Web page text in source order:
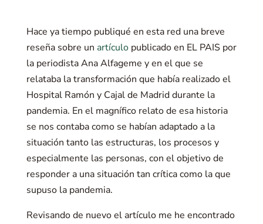
Hace ya tiempo publiqué en esta red una breve
reseña sobre un artículopublicado en EL PAIS por
la periodista Ana Alfageme y en el que se
relataba la transformación que había realizado el
Hospital Ramón y Cajal de Madrid durante la
pandemia. En el magnífico relato de esa historia
se nos contaba como se habían adaptado a la
situación tanto las estructuras, los procesos y
especialmente las personas, con el objetivo de
responder a una situación tan crítica como la que
supuso la pandemia.
Revisando de nuevo el artículo me he encontrado